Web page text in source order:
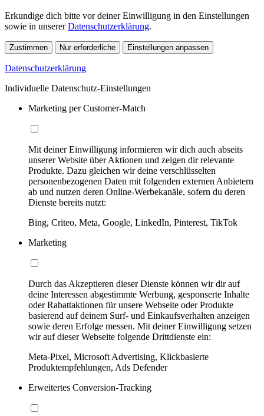
Erkundige dich bitte vor deiner Einwilligung in den Einstellungen
sowie in unsererDatenschutzerklärung.
Zustimmen Nur erforderliche Einstellungen anpassen
Datenschutzerklärung
Individuelle Datenschutz-Einstellungen
Marketing per Customer-Match
Mit deiner Einwilligung informieren wir dich auch abseits
unserer Website über Aktionen und zeigen dir relevante
Produkte. Dazu gleichen wir deine verschlüsselten
personenbezogenen Daten mit folgenden externen Anbietern
ab und nutzen deren Online-Werbekanäle, sofern du deren
Dienste bereits nutzt:
Bing, Criteo, Meta, Google, LinkedIn, Pinterest, TikTok
Marketing
Durch das Akzeptieren dieser Dienste können wir dir auf
deine Interessen abgestimmte Werbung, gesponserte Inhalte
oder Rabattaktionen für unsere Webseite oder Produkte
basierend auf deinem Surf- und Einkaufsverhalten anzeigen
sowie deren Erfolge messen. Mit deiner Einwilligung setzen
wir auf dieser Webseite folgende Drittdienste ein:
Meta-Pixel, Microsoft Advertising, Klickbasierte
Produktempfehlungen, Ads Defender
Erweitertes Conversion-Tracking